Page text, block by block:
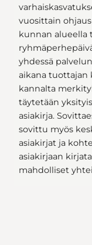
vuosittain
kunnan alueella
yhdessä
aikana tuottajan
kannalta
täytetään
asiakirja.
sovittu myös
asiakirjat ja
asiakirjaan
mahdolliset